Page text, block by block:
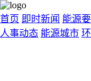
首页 即时新闻 能源
人事动态 能源城市